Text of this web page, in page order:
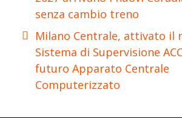
senza cambio treno
Milano Centrale, attivato il
Sistema di Supervisione
futuro Apparato Centrale
Computerizzato